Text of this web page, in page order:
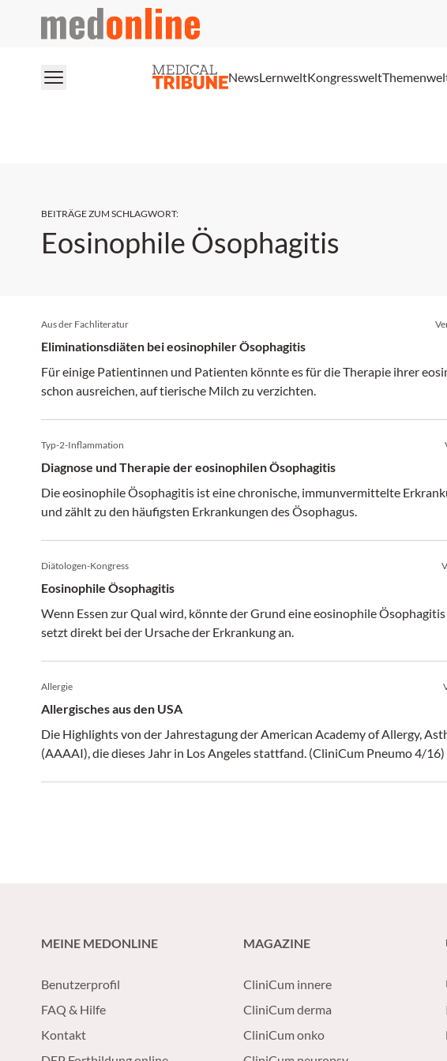
medonline
NewsLernweltKongresswelt
BEITRÄGE ZUM SCHLAGWORT:
Eosinophile Ösophagitis
Aus der Fachliteratur
Eliminationsdiäten bei eosinophiler Ösophagitis
Für einige Patientinnen und Patienten könnte es für die Therapie ihrer
schon ausreichen, auf tierische Milch zu verzichten.
Typ-2-Inflammation
Diagnose und Therapie der eosinophilen Ösophagitis
Die eosinophile Ösophagitis ist eine chronische, immunvermittelte
und zählt zu den häufigsten Erkrankungen des Ösophagus.
Diätologen-Kongress
Eosinophile Ösophagitis
Wenn Essen zur Qual wird, könnte der Grund eine eosinophile
setzt direkt bei der Ursache der Erkrankung an.
Allergie
Allergisches aus den USA
Die Highlights von der Jahrestagung der American Academy of Allergy,
(AAAAI), die dieses Jahr in Los Angeles stattfand. (CliniCum Pneumo 4/16)
MEINE MEDONLINE
Benutzerprofil
FAQ & Hilfe
Kontakt
MAGAZINE
CliniCum innere
CliniCum derma
CliniCum onko